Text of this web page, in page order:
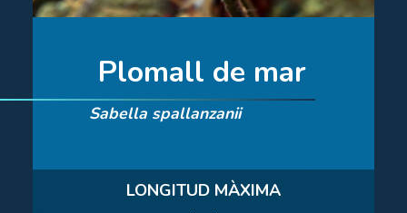
Plomall de mar
Sabella spallanzanii
LONGITUD MÀXIMA